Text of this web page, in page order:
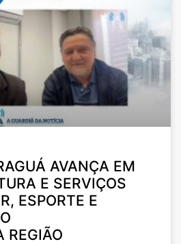
AVANÇA EM
E SERVIÇOS
ESPORTE E
REGIÃO